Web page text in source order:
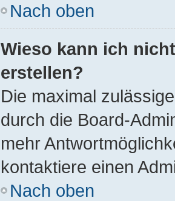
Nach oben
Wieso kann ich
erstellen?
Die maximal
durch die Board-
mehr
kontaktiere einen
Nach oben